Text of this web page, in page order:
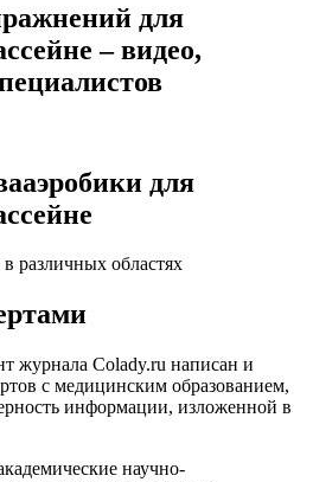
для
– видео,
для
различных областях
журнала Colady.ru написан и
с медицинским образованием,
информации, изложенной в
научно-